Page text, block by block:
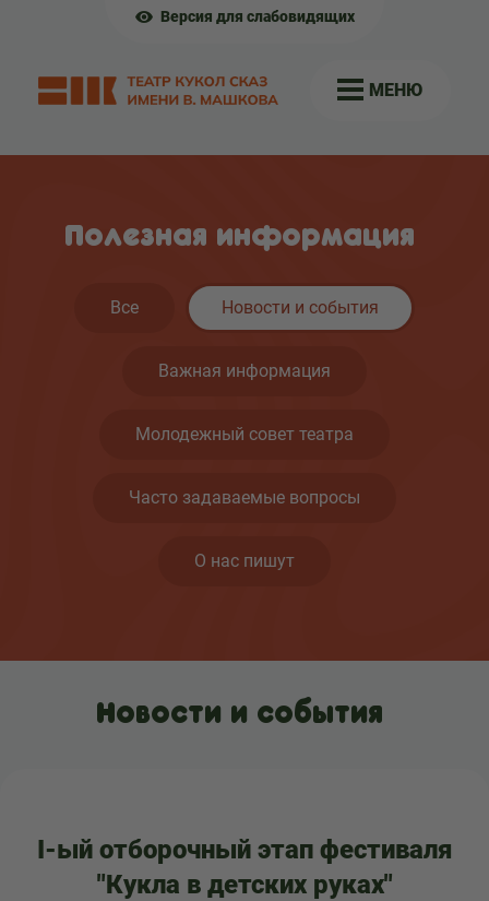
Версия для слабовидящих
МЕНЮ
Полезная информация
Все Новости и события
Важная информация
Молодежный совет театра
Часто задаваемые вопросы
О нас пишут
Новости и события
I-ый отборочный этап фестиваля
"Кукла в детских руках"